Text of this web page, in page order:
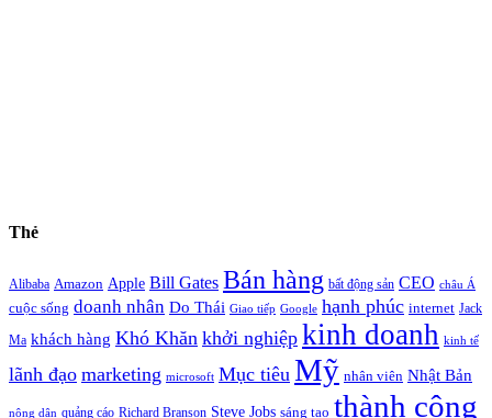
Thẻ
Alibaba Amazon Apple Bill Gates Bán hàng bất động sản CEO châu Á
cuộc sống doanh nhân Do Thái Giao tiếp Google hạnh phúc internet Jack
Ma khách hàng Khó Khăn khởi nghiệp kinh doanh kinh tế
lãnh đạo marketing microsoft Mục tiêu Mỹ nhân viên Nhật Bản
nông dân quảng cáo Richard Branson Steve Jobs sáng tạo thành công